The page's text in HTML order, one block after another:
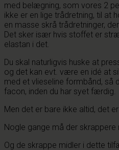
med belægning, som vores 2
ikke er en lige trådretning, til at
en masse skrå trådretninger,
Det sker især hvis stoffet er
elastan i det.
Du skal naturligvis huske at
og det kan evt. være en idé at
med et vlieseline formbånd, så
facon, inden du har syet færdig.
Men det er bare ikke altid, det
Nogle gange må der skrappere
Og de skrappe midler i dette